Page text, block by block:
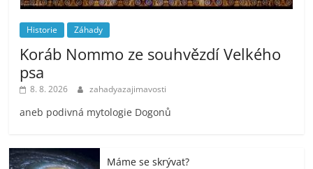
Historie Záhady
Koráb Nommo ze souhvězdí Velkého
psa
8. 8. 2026 zahadyazajimavosti
aneb podivná mytologie Dogonů
Máme se skrývat?